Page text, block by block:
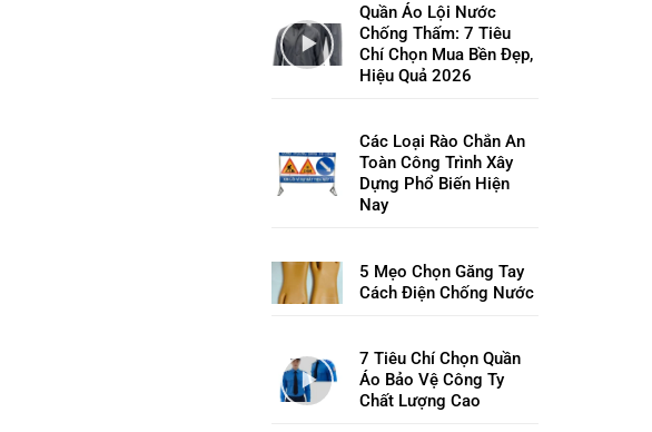
Quần Áo Lội Nước
Chống Thấm: 7 Tiêu
Chí Chọn Mua Bền Đẹp,
Hiệu Quả 2026
Các Loại Rào Chắn An
Toàn Công Trình Xây
Dựng Phổ Biến Hiện
Nay
5 Mẹo Chọn Găng Tay
Cách Điện Chống Nước
7 Tiêu Chí Chọn Quần
Áo Bảo Vệ Công Ty
Chất Lượng Cao